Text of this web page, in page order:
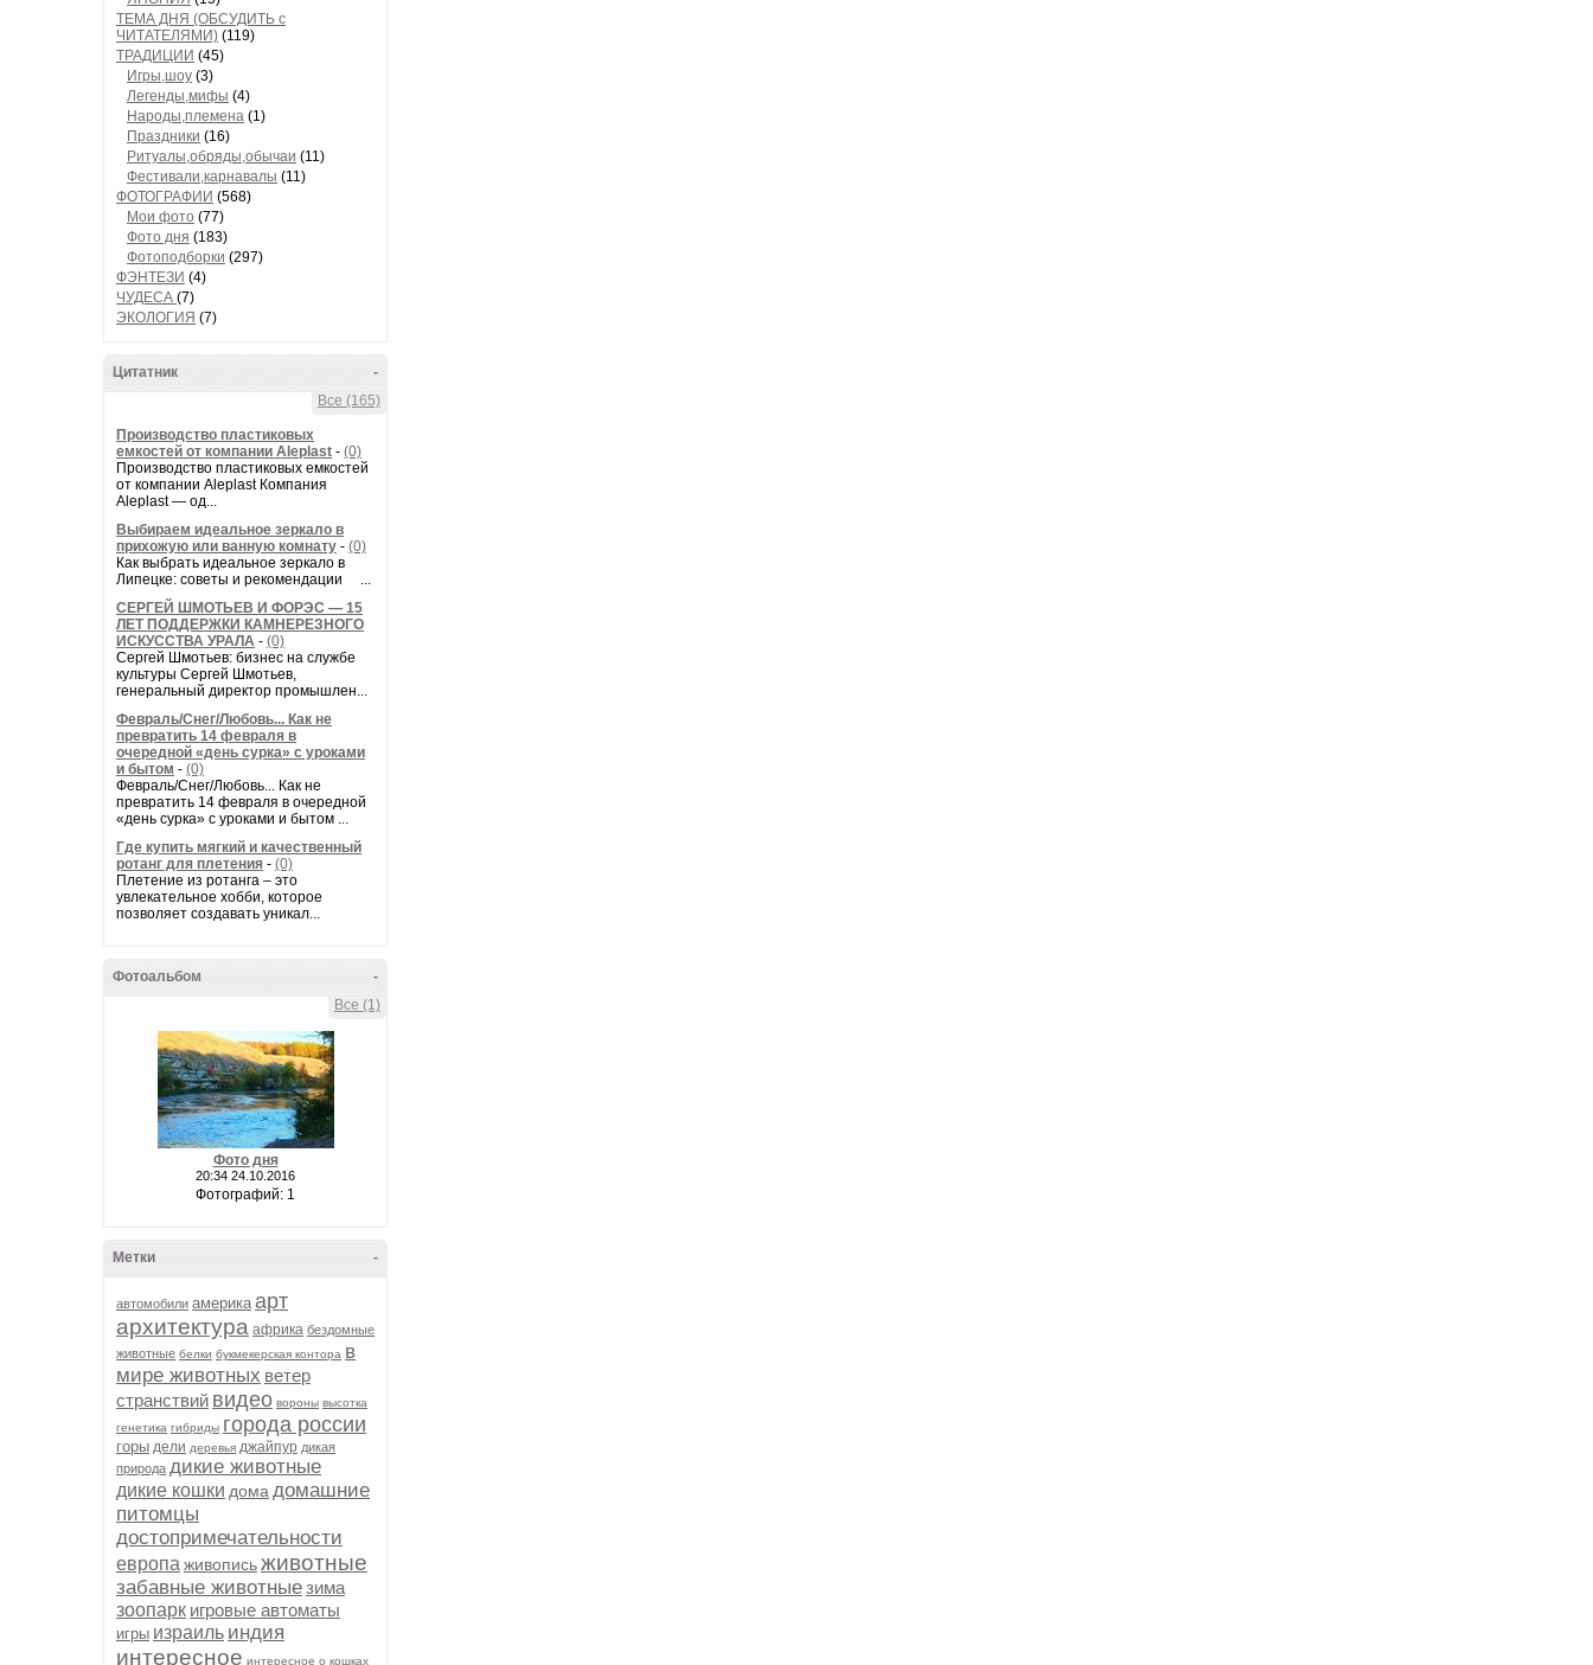
ТЕМА ДНЯ (ОБСУДИТЬ с
ЧИТАТЕЛЯМИ) (119)
ТРАДИЦИИ (45)
Игры,шоу (3)
Легенды,мифы (4)
Народы,племена (1)
Праздники (16)
Ритуалы,обряды,обычаи (11)
Фестивали,карнавалы (11)
ФОТОГРАФИИ (568)
Мои фото (77)
Фото дня (183)
Фотоподборки (297)
ФЭНТЕЗИ (4)
ЧУДЕСА (7)
ЭКОЛОГИЯ (7)
-
Цитатник
Все (165)
Производство пластиковых
емкостей от компании Aleplast - (0)
Производство пластиковых емкостей
от компании Aleplast Компания
Aleplast — од...
Выбираем идеальное зеркало в
прихожую или ванную комнату - (0)
Как выбрать идеальное зеркало в
Липецке: советы и рекомендации ...
СЕРГЕЙ ШМОТЬЕВ И ФОРЭС — 15
ЛЕТ ПОДДЕРЖКИ КАМНЕРЕЗНОГО
ИСКУССТВА УРАЛА - (0)
Сергей Шмотьев: бизнес на службе
культуры Сергей Шмотьев,
генеральный директор промышлен...
Февраль/Снег/Любовь... Как не
превратить 14 февраля в
очередной «день сурка» с уроками
и бытом - (0)
Февраль/Снег/Любовь... Как не
превратить 14 февраля в очередной
«день сурка» с уроками и бытом ...
Где купить мягкий и качественный
ротанг для плетения - (0)
Плетение из ротанга – это
увлекательное хобби, которое
позволяет создавать уникал...
-
Фотоальбом
Все (1)
Фото дня
20:34 24.10.2016
Фотографий: 1
-
Метки
автомобили америка арт
архитектура африка бездомные
животные белки букмекерская контора в
мире животных ветер
странствий видео вороны высотка
генетика гибриды города россии
горы дели деревья джайпур дикая
природа дикие животные
дикие кошки дома домашние
питомцы
достопримечательности
европа живописьживотные
забавные животныезима
зоопарк игровые автоматы
игры израиль индия
интересное интересное о кошках